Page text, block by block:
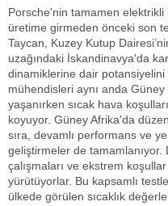
Porsche'nin tamamen
üretime girmeden önceki son
Taycan, Kuzey Kutup
uzağındaki İskandinavya'da
dinamiklerine dair
mühendisleri aynı anda Güney
yaşanırken sıcak hava
koyuyor. Güney Afrika'da
sıra, devamlı performans ve
geliştirmeler de tamamlanıyor.
çalışmaları ve ekstrem
yürütüyorlar. Bu kapsamlı
ülkede görülen sıcaklık